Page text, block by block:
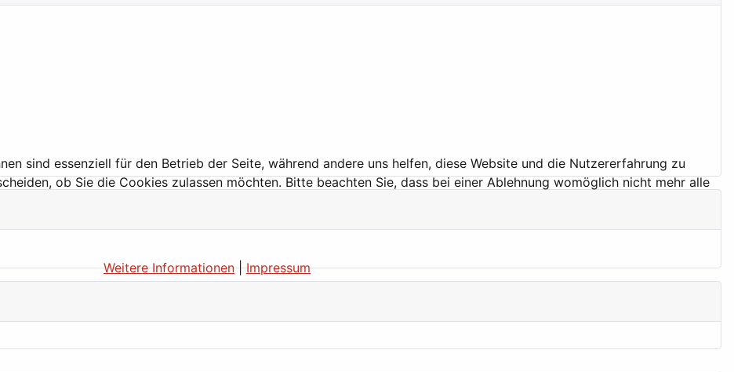
sind essenziell für den Betrieb der Seite, während andere uns helfen, diese Website und die Nutzererfahrung zu
ob Sie die Cookies zulassen möchten. Bitte beachten Sie, dass bei einer Ablehnung womöglich nicht mehr alle
Weitere Informationen|Impressum